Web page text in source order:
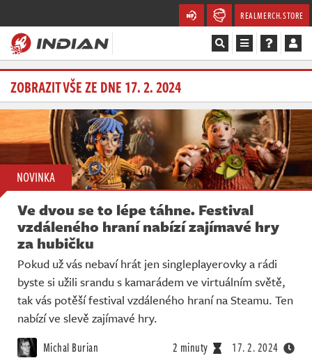
REALMERCH.STORE
Magazín
Recenze
Videa
Soutěže
Databáze
Komunita
Redakce
Živě
ZOBRAZIT VŠE ZE DNE 17. 2. 2024
NOVINKA
Ve dvou se to lépe táhne. Festival
vzdáleného hraní nabízí zajímavé hry
za hubičku
Pokud už vás nebaví hrát jen singleplayerovky a rádi
byste si užili srandu s kamarádem ve virtuálním světě,
tak vás potěší festival vzdáleného hraní na Steamu. Ten
nabízí ve slevě zajímavé hry.
Michal Burian 2 minuty 17. 2. 2024